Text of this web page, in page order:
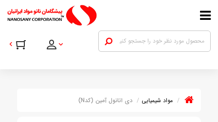
مواد شیمیایی دی اتانول آمین (کدN)